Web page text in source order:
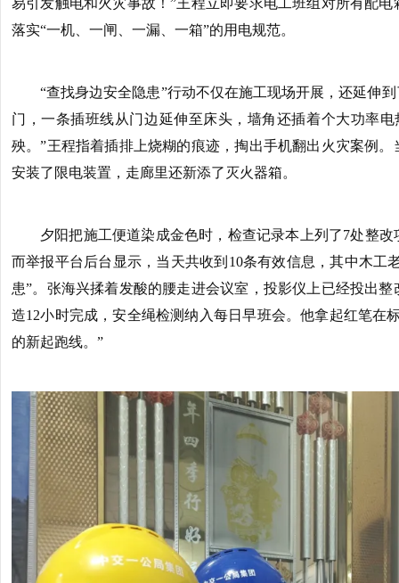
落实“一机、一闸、一漏、一箱”的用电规范。
“查找身边安全隐患”行动不仅在施工现场开展，还延伸
门，一条插班线从门边延伸至床头，墙角还插着个大功率
殃。”王程指着插排上烧糊的痕迹，掏出手机翻出火灾案例
安装了限电装置，走廊里还新添了灭火器箱。
夕阳把施工便道染成金色时，检查记录本上列了7处整
而举报平台后台显示，当天共收到10条有效信息，其中木工
患”。张海兴揉着发酸的腰走进会议室，投影仪上已经投出
造12小时完成，安全绳检测纳入每日早班会。他拿起红笔在
的新起跑线。”